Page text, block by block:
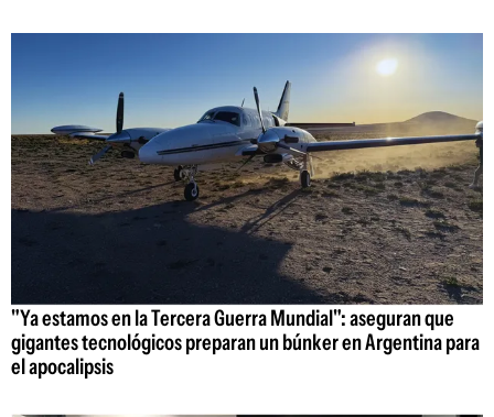
"Ya estamos en la Tercera Guerra Mundial": aseguran que
gigantes tecnológicos preparan un búnker en Argentina para
el apocalipsis